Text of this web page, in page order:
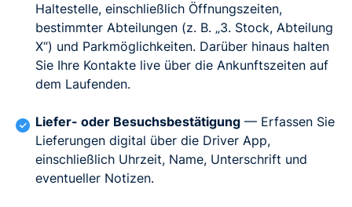
Haltestelle, einschließlich Öffnungszeiten,
bestimmter Abteilungen (z. B. „3. Stock, Abteilung
X“) und Parkmöglichkeiten. Darüber hinaus halten
Sie Ihre Kontakte live über die Ankunftszeiten auf
dem Laufenden.
Liefer- oder Besuchsbestätigung — Erfassen Sie
Lieferungen digital über die Driver App,
einschließlich Uhrzeit, Name, Unterschrift und
eventueller Notizen.